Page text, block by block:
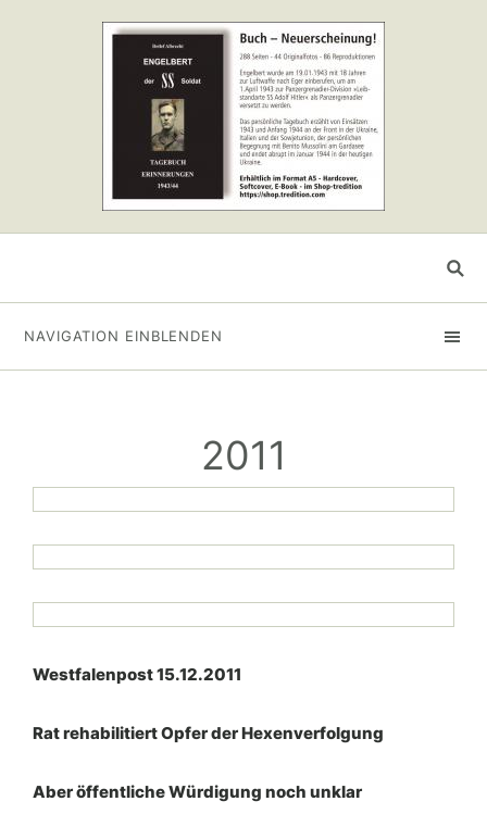
NAVIGATION EINBLENDEN
2011
Westfalenpost 15.12.2011
Rat rehabilitiert Opfer der Hexenverfolgung
Aber öffentliche Würdigung noch unklar